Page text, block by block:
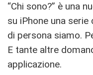
“Chi sono?” è una
su iPhone una
di persona siamo.
E tante altre
applicazione.